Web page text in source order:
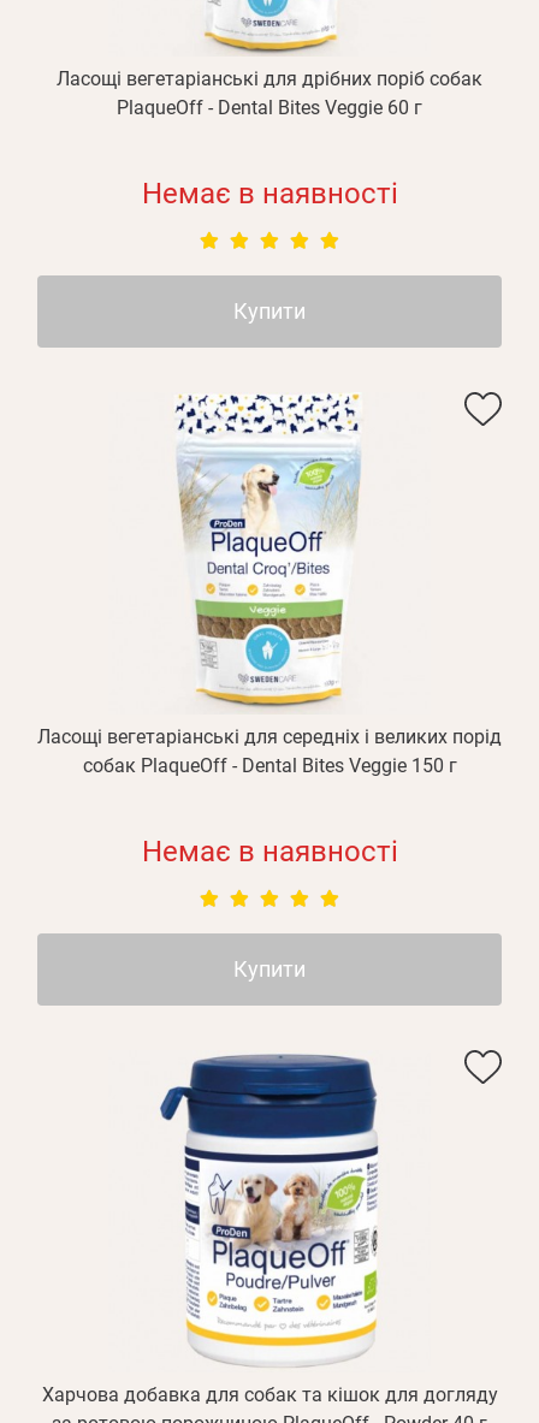
Ласощі вегетаріанські для дрібних поріб собак
PlaqueOff - Dental Bites Veggie 60 г
Немає в наявності
Купити
Ласощі вегетаріанські для середніх і великих порід
собак PlaqueOff - Dental Bites Veggie 150 г
Немає в наявності
Купити
Харчова добавка для собак та кішок для догляду